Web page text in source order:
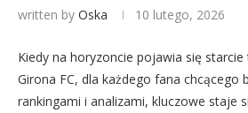
written by Oska 10 lutego, 2026
Kiedy na horyzoncie pojawia się starcie
Girona FC, dla każdego fana chcącego
rankingami i analizami, kluczowe staje